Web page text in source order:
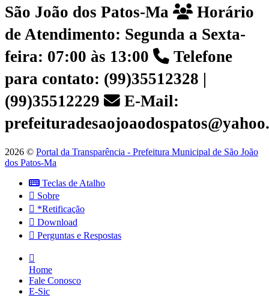
São João dos Patos-Ma
Horário
de Atendimento: Segunda a Sexta-
feira: 07:00 às 13:00
Telefone
para contato: (99)35512328 |
(99)35512229
E-Mail:
2026 © Portal da Transparência - Prefeitura Municipal de São João
dos Patos-Ma
Teclas de Atalho
Sobre
*Retificação
Download
Perguntas e Respostas
Home
Fale Conosco
E-Sic